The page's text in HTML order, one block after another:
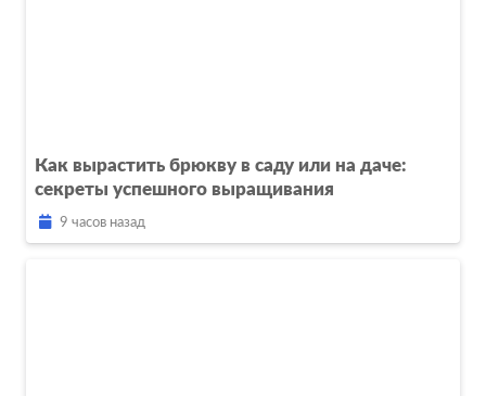
Как вырастить брюкву в саду или на даче:
секреты успешного выращивания
9 часов назад